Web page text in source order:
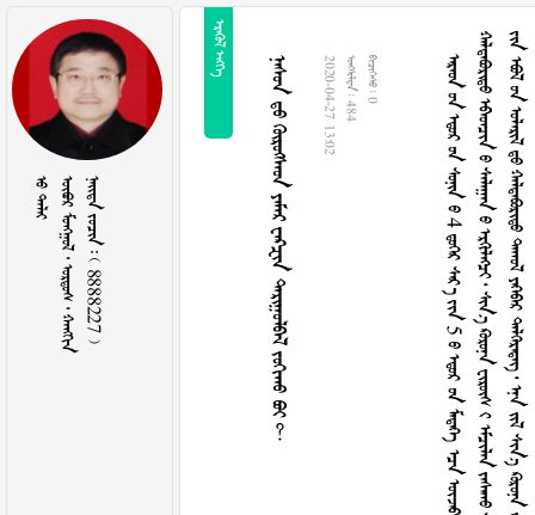
           8888227 
 
        2020-04-27 13:02  484  0